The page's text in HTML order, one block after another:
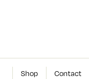
Shop Contact